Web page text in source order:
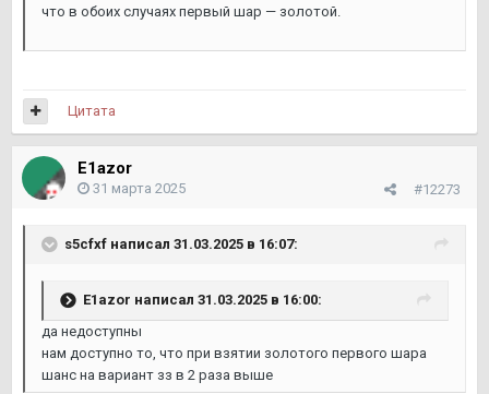
что в обоих случаях первый шар — золотой.
Цитата
E1azor
#12273
31 марта 2025
s5cfxf написал 31.03.2025 в 16:07:
E1azor написал 31.03.2025 в 16:00:
да недоступны
нам доступно то, что при взятии золотого первого шара
шанс на вариант зз в 2 раза выше